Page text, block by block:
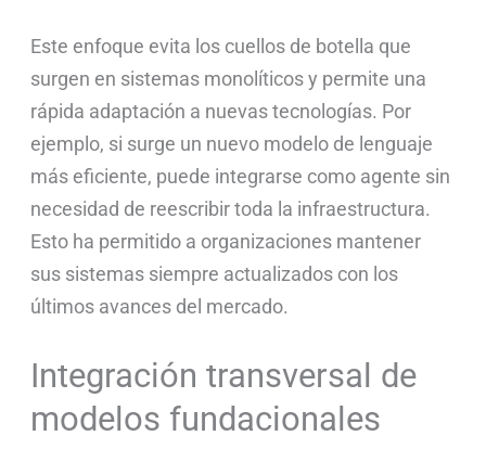
Este enfoque evita los cuellos de botella que
surgen en sistemas monolíticos y permite una
rápida adaptación a nuevas tecnologías. Por
ejemplo, si surge un nuevo modelo de lenguaje
más eficiente, puede integrarse como agente sin
necesidad de reescribir toda la infraestructura.
Esto ha permitido a organizaciones mantener
sus sistemas siempre actualizados con los
últimos avances del mercado.
Integración transversal de
modelos fundacionales